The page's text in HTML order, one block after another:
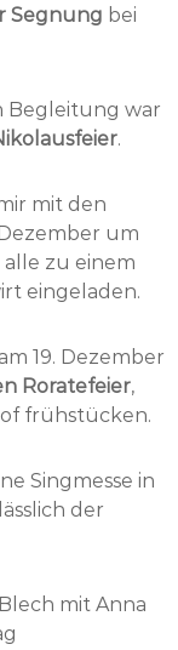
Segnung bei
Begleitung war
.
mit den
um
zu einem
eingeladen.
19. Dezember
Roratefeier,
frühstücken.
Singmesse in
der
mit Anna